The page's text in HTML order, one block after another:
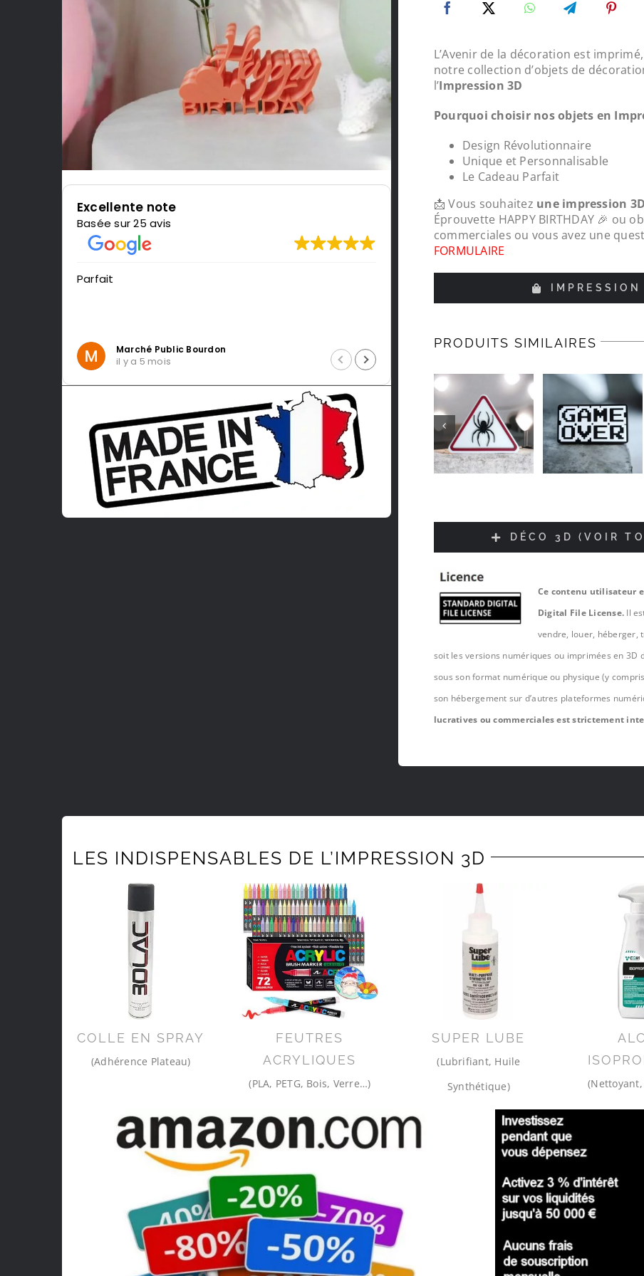
Excellente note
Basée sur 25 avis
Parfait
Marché Public Bourdon
il y a 5 mois
Intragest Etude
L’Avenir de la décoration est
notre collection d’objets de
l’Impression 3D
Pourquoi choisir nos objets en
Design Révolutionnaire
Unique et Personnalisable
Le Cadeau Parfait
📩 Vous souhaitez une impression
Éprouvette HAPPY BIRTHDAY 🎉 ou
commerciales ou vous avez une
FORMULAIRE
PRODUITS SIMILAIRES
DÉCO 3D (VOIR
Ce contenu utilisateur
Digital File License. Il
vendre, louer, héberger,
soit les versions numériques ou imprimées en
sous son format numérique ou physique (y
son hébergement sur d’autres plateformes
lucratives ou commerciales est strictement
LES INDISPENSABLES DE L’IMPRESSION 3D
COLLE EN SPRAY
(Adhérence Plateau)
FEUTRES
ACRYLIQUES
(PLA, PETG, Bois, Verre…)
SUPER LUBE
(Lubrifiant, Huile
Synthétique)